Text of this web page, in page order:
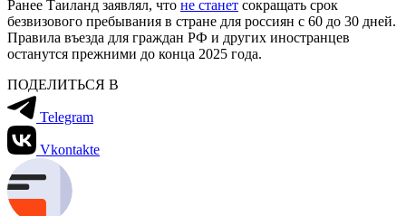
Ранее Таиланд заявлял, что не станет сокращать срок
безвизового пребывания в стране для россиян с 60 до 30 дней.
Правила въезда для граждан РФ и других иностранцев
останутся прежними до конца 2025 года.
ПОДЕЛИТЬСЯ В
Telegram
Vkontakte